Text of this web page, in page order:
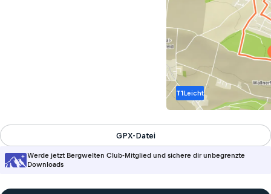
T1Leicht
Werde jetzt Bergwelten Club-Mitglied und sichere dir unbegrenzte
Downloads
GPX-Datei